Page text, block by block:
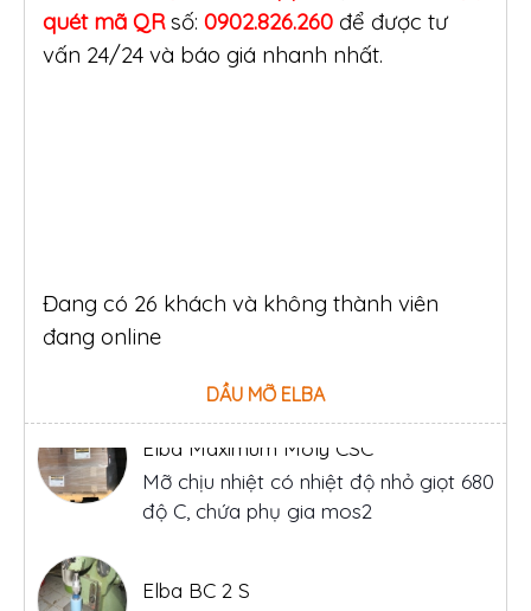
quét mã QRsố: 0902.826.260 để được tư
vấn 24/24 và báo giá nhanh nhất.
Đang có 26 khách và không thành viên
đang online
DẦU MỠ ELBA
Elba BC 2 S
Mỡ tốc độ cao, hệ số tốc độ